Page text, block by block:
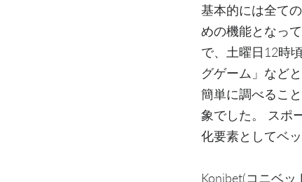
基本的には全て
めの機能となっ
で、土曜日12時
グゲーム」など
簡単に調べるこ
象でした。 スポ
化要素としてベ
Konibet(コニベ